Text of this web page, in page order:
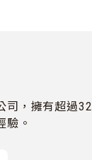
司，擁有超過32
驗。